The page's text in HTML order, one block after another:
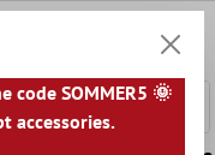
code SOMMER5 🌞
accessories.